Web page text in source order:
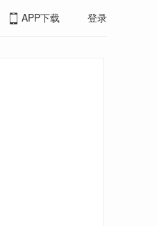
APP下载 登录